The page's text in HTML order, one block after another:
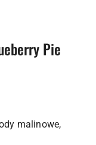
Pie
malinowe,